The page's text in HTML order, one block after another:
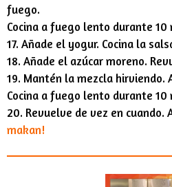
fuego.
Cocina a fuego lento durante 10
17. Añade el yogur. Cocina la
18. Añade el azúcar moreno.
19. Mantén la mezcla hirviendo.
Cocina a fuego lento durante 10
20. Revuelve de vez en cuando.
makan!